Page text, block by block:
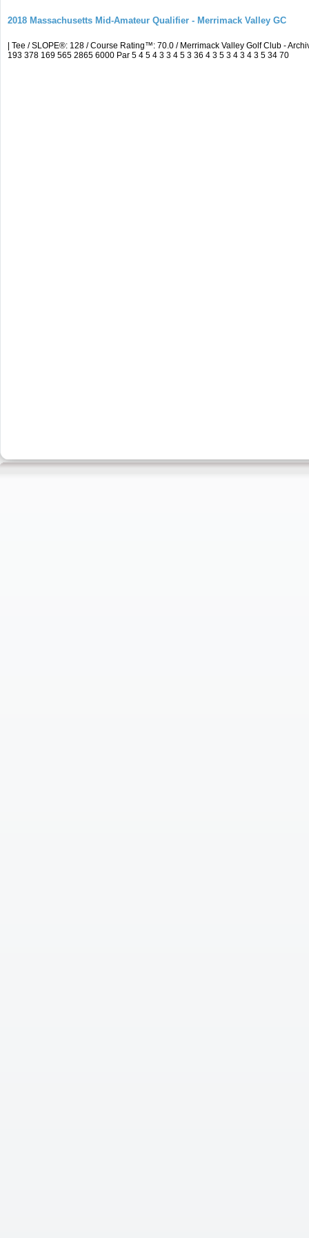
2018 Massachusetts Mid-Amateur Qualifier - Merrimack Valley GC
| Tee / SLOPE®: 128 / Course Rating™: 70.0 / Merrimack Valley Golf Club -
193 378 169 565 2865 6000 Par 5 4 5 4 3 3 4 5 3 36 4 3 5 3 4 3 4 3 5 34 70